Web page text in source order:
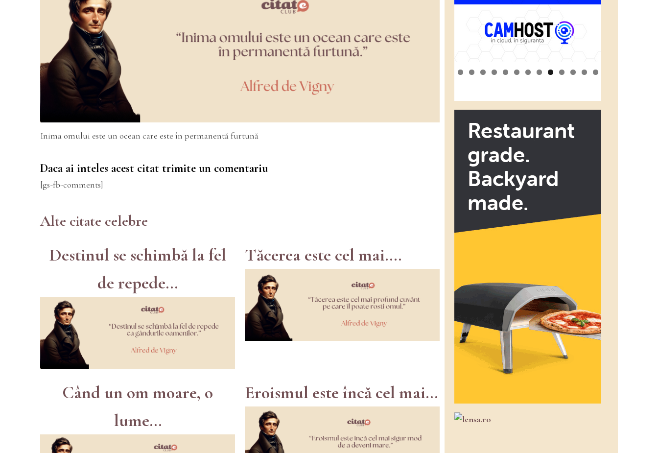
Inima omului este un ocean care este în permanentă furtună
Daca ai inteles acest citat trimite un comentariu
[gs-fb-comments]
Alte citate celebre
Destinul se schimbă la fel
de repede...
Tăcerea este cel mai....
Când un om moare, o
lume...
Eroismul este încă cel mai...